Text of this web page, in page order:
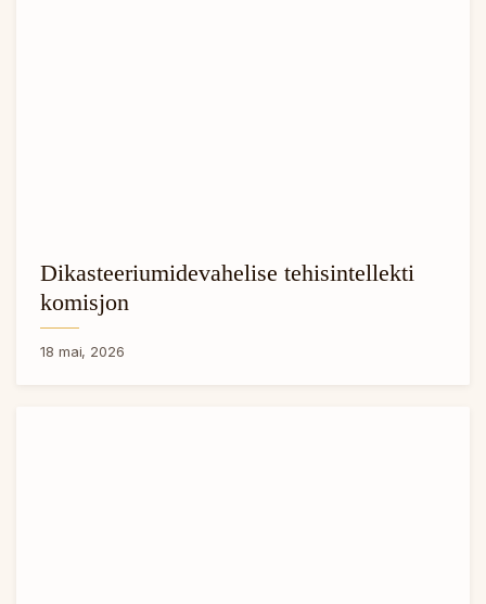
Dikasteeriumidevahelise tehisintellekti
komisjon
18 mai, 2026